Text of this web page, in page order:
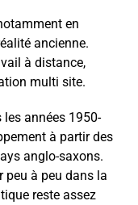
en
ancienne.
à distance,
multi site.
années 1950-
à partir des
anglo-saxons.
peu à peu dans la
reste assez